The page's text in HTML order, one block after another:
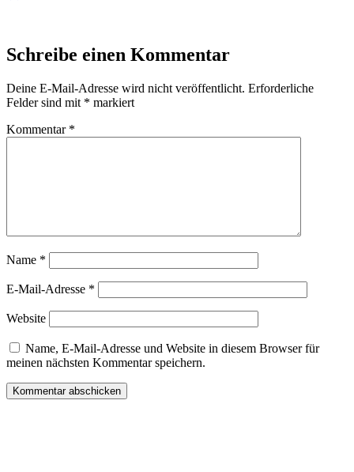
Schreibe einen Kommentar
Deine E-Mail-Adresse wird nicht veröffentlicht. Erforderliche
Felder sind mit * markiert
Kommentar *
Name *
E-Mail-Adresse *
Website
Name, E-Mail-Adresse und Website in diesem Browser für
meinen nächsten Kommentar speichern.